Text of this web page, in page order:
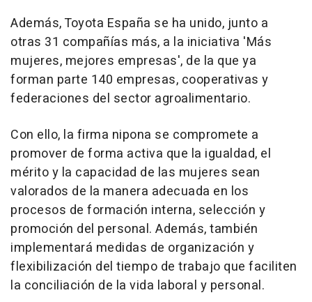
Además, Toyota España se ha unido, junto a
otras 31 compañías más, a la iniciativa 'Más
mujeres, mejores empresas', de la que ya
forman parte 140 empresas, cooperativas y
federaciones del sector agroalimentario.
Con ello, la firma nipona se compromete a
promover de forma activa que la igualdad, el
mérito y la capacidad de las mujeres sean
valorados de la manera adecuada en los
procesos de formación interna, selección y
promoción del personal. Además, también
implementará medidas de organización y
flexibilización del tiempo de trabajo que faciliten
la conciliación de la vida laboral y personal.